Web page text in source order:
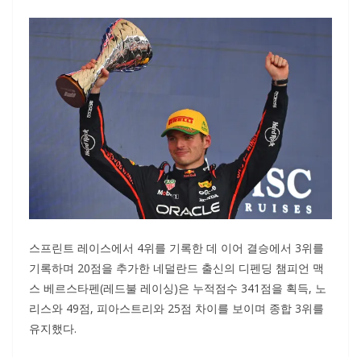
스프린트 레이스에서 4위를 기록한 데 이어 결승에서 3위를
기록하며 20점을 추가한 네덜란드 출신의 디펜딩 챔피언 맥
스 베르스타펜(레드불 레이싱)은 누적점수 341점을 획득, 노
리스와 49점, 피아스트리와 25점 차이를 보이며 종합 3위를
유지했다.